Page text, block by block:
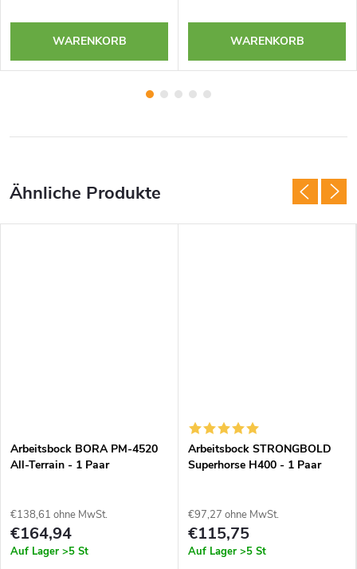
WARENKORB WARENKORB
Arbeitsbock BORA PM-4520
All-Terrain - 1 Paar
€138,61 ohne MwSt.
€164,94
Auf Lager >5 St
Arbeitsbock STRONGBOLD
Superhorse H400 - 1 Paar
€97,27 ohne MwSt.
€115,75
Auf Lager >5 St